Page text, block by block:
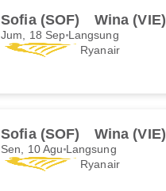
Sofia (SOF) Wina (VIE)
Jum, 18 Sep Langsung
Ryanair
Sofia (SOF) Wina (VIE)
Sen, 10 Agu Langsung
Ryanair